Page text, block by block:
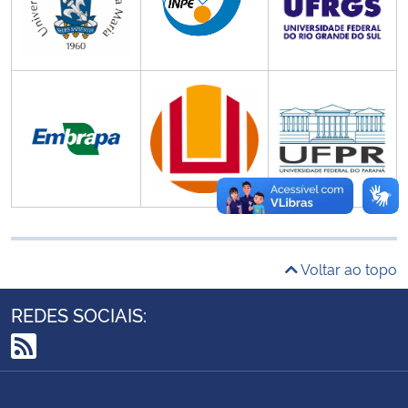
Ministério da Cidadania
Ministério da Ciência, Tecnologia, Inovações e Comunicações
Ministério do Meio Ambiente
Controladoria-Geral da União
Voltar ao topo
REDES SOCIAIS:
RSS